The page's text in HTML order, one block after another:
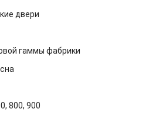
двери
гаммы фабрики
800, 900